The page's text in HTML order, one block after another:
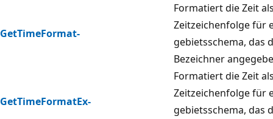
GetTimeFormat-
Formatiert die Zeit
Zeitzeichenfolge für
gebietsschema, das
Bezeichner
GetTimeFormatEx-
Formatiert die Zeit
Zeitzeichenfolge für
gebietsschema, das